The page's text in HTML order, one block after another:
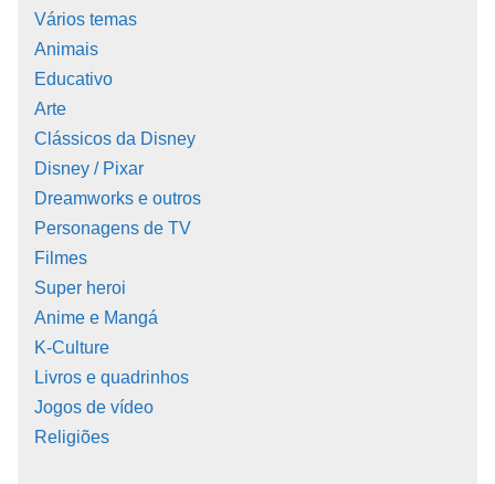
Vários temas
Animais
Educativo
Arte
Clássicos da Disney
Disney / Pixar
Dreamworks e outros
Personagens de TV
Filmes
Super heroi
Anime e Mangá
K-Culture
Livros e quadrinhos
Jogos de vídeo
Religiões